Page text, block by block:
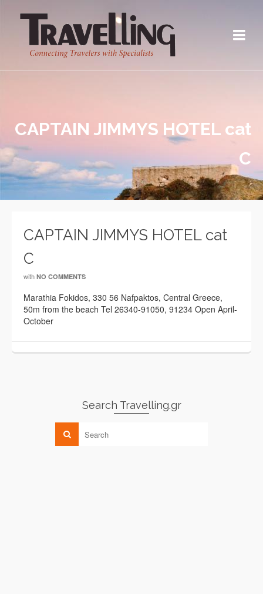
CAPTAIN JIMMYS HOTEL cat
C
CAPTAIN JIMMYS HOTEL cat
C
with NO COMMENTS
Marathia Fokidos, 330 56 Nafpaktos, Central Greece,
50m from the beach Tel 26340-91050, 91234 Open April-
October
Search Travelling.gr